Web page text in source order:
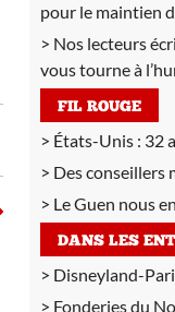
pour le maintien
Nos lecteurs
vous tourne à
FIL ROUGE
États-Unis : 32
Des conseillers
Le Guen nous
DANS LES
Disneyland-
Fonderies du